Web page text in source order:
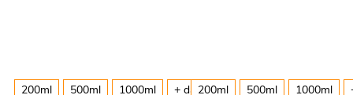
200ml 500ml 1000ml + další200ml 500ml 1000ml